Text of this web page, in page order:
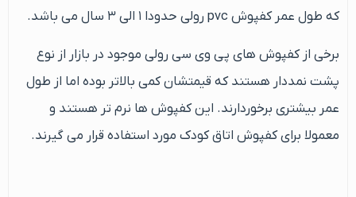
که طول عمر کفپوش pvc رولی حدودا ۱ الی ۳ سال می باشد.
برخی از کفپوش های پی وی سی رولی موجود در بازار از نوع
پشت نمددار هستند که قیمتشان کمی بالاتر بوده اما از طول
عمر بیشتری برخوردارند. این کفپوش ها نرم تر هستند و
معمولا برای کفپوش اتاق کودک مورد استفاده قرار می گیرند.